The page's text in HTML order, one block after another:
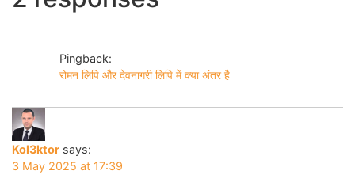
Pingback:
रोमन लिपि और देवनागरी लिपि में क्या अंतर है
Kol3ktor says:
3 May 2025 at 17:39